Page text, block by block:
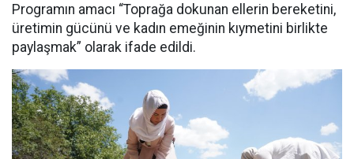
Programın amacı “Toprağa dokunan ellerin bereketini,
üretimin gücünü ve kadın emeğinin kıymetini birlikte
paylaşmak” olarak ifade edildi.